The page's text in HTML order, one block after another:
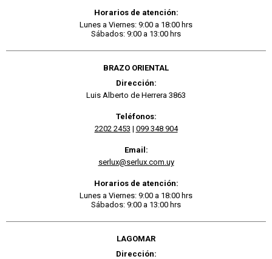
Horarios de atención:
Lunes a Viernes: 9:00 a 18:00 hrs
Sábados: 9:00 a 13:00 hrs
BRAZO ORIENTAL
Dirección:
Luis Alberto de Herrera 3863
Teléfonos:
2202 2453 | 099 348 904
Email:
serlux@serlux.com.uy
Horarios de atención:
Lunes a Viernes: 9:00 a 18:00 hrs
Sábados: 9:00 a 13:00 hrs
LAGOMAR
Dirección: